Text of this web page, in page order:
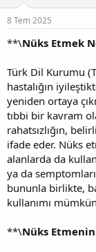
b
a
ş
t
a
n
ç
r
i
h
i
8 Tem 2025
**\Nüks Etmek
Türk Dil Kurumu
hastalığın
yeniden ortaya
tıbbi bir kavram
rahatsızlığın,
ifade eder. Nüks
alanlarda da
ya da
bununla birlikte,
kullanımı
**\Nüks